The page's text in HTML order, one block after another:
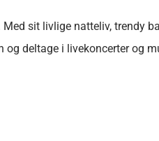
sit livlige natteliv, trendy
deltage i livekoncerter og